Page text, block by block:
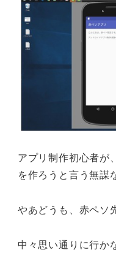
アプリ制作初心者が
を作ろうと言う無謀
やあどうも、赤ペソ
中々思い通りに行か